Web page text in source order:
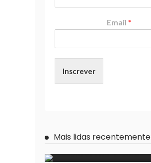
Email *
Inscrever
Mais lidas recentemente